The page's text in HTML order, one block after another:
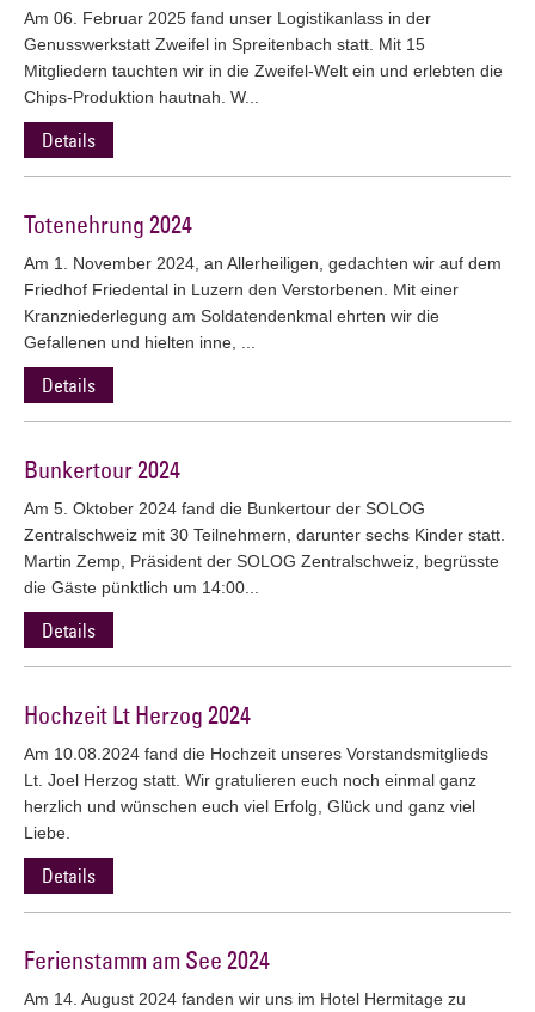
Am 06. Februar 2025 fand unser Logistikanlass in der
Genusswerkstatt Zweifel in Spreitenbach statt. Mit 15
Mitgliedern tauchten wir in die Zweifel-Welt ein und erlebten die
Chips-Produktion hautnah. W...
Details
Totenehrung 2024
Am 1. November 2024, an Allerheiligen, gedachten wir auf dem
Friedhof Friedental in Luzern den Verstorbenen. Mit einer
Kranzniederlegung am Soldatendenkmal ehrten wir die
Gefallenen und hielten inne, ...
Details
Bunkertour 2024
Am 5. Oktober 2024 fand die Bunkertour der SOLOG
Zentralschweiz mit 30 Teilnehmern, darunter sechs Kinder statt.
Martin Zemp, Präsident der SOLOG Zentralschweiz, begrüsste
die Gäste pünktlich um 14:00...
Details
Hochzeit Lt Herzog 2024
Am 10.08.2024 fand die Hochzeit unseres Vorstandsmitglieds
Lt. Joel Herzog statt. Wir gratulieren euch noch einmal ganz
herzlich und wünschen euch viel Erfolg, Glück und ganz viel
Liebe.
Details
Ferienstamm am See 2024
Am 14. August 2024 fanden wir uns im Hotel Hermitage zu